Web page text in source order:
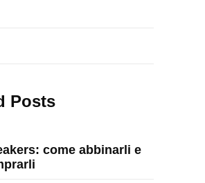
Posts
come abbinarli e